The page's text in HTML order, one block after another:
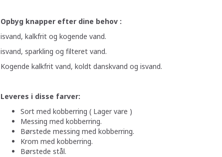
Opbyg knapper efter dine behov :
isvand, kalkfrit og kogende vand.
isvand, sparkling og filteret vand.
Kogende kalkfrit vand, koldt danskvand og isvand.
Leveres i disse farver:
Sort med kobberring ( Lager vare )
Messing med kobberring.
Børstede messing med kobberring.
Krom med kobberring.
Børstede stål.